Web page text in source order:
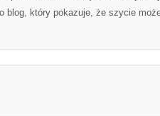
blog, który pokazuje, że szycie